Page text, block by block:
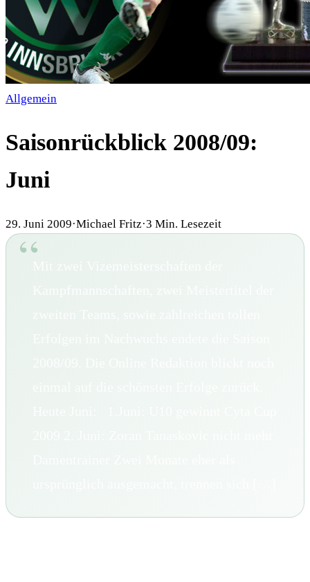
Allgemein
Saisonrückblick 2008/09:
Juni
29. Juni 2009·Michael Fritz·3 Min. Lesezeit